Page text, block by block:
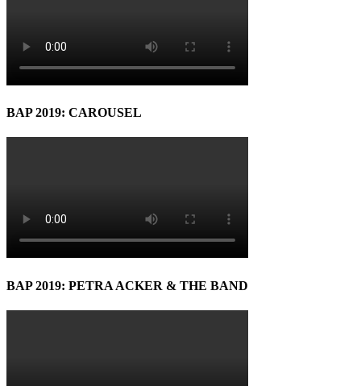
BAP 2019: CAROUSEL
BAP 2019: PETRA ACKER & THE BAND